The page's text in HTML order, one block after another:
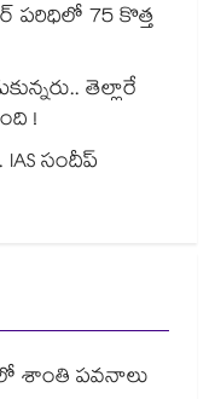
పరిధిలో 75 కొత్త
తెల్లారే
!
సందీప్
శాంతి పవనాలు